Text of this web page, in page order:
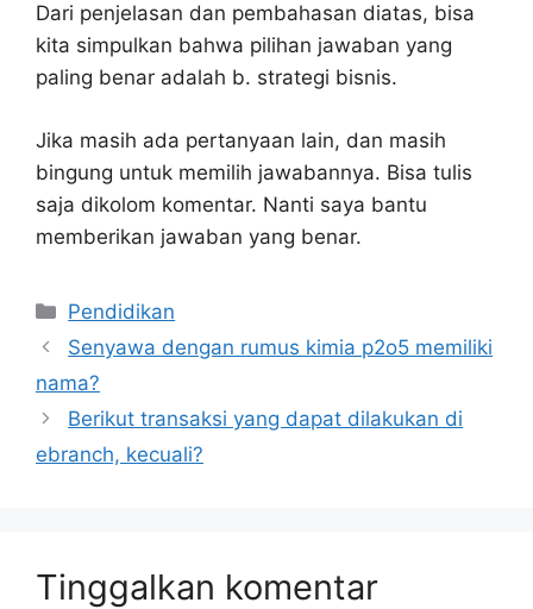
Dari penjelasan dan pembahasan diatas, bisa
kita simpulkan bahwa pilihan jawaban yang
paling benar adalah b. strategi bisnis.
Jika masih ada pertanyaan lain, dan masih
bingung untuk memilih jawabannya. Bisa tulis
saja dikolom komentar. Nanti saya bantu
memberikan jawaban yang benar.
Kategori
Pendidikan
Senyawa dengan rumus kimia p2o5 memiliki
nama?
Berikut transaksi yang dapat dilakukan di
ebranch, kecuali?
Tinggalkan komentar